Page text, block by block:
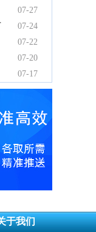
07-27
07-24
07-22
07-20
07-17
于我们